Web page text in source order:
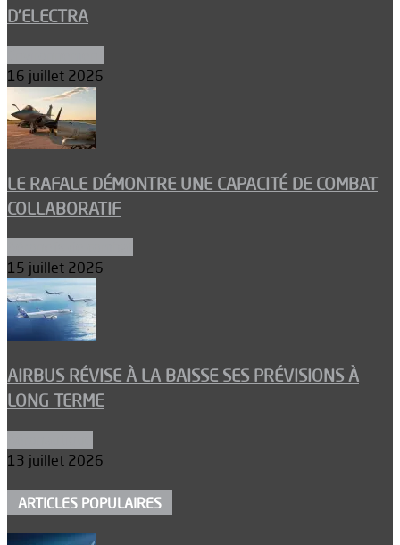
D’ELECTRA
16 juillet 2026
LE RAFALE DÉMONTRE UNE CAPACITÉ DE COMBAT
COLLABORATIF
15 juillet 2026
AIRBUS RÉVISE À LA BAISSE SES PRÉVISIONS À
LONG TERME
13 juillet 2026
ARTICLES POPULAIRES